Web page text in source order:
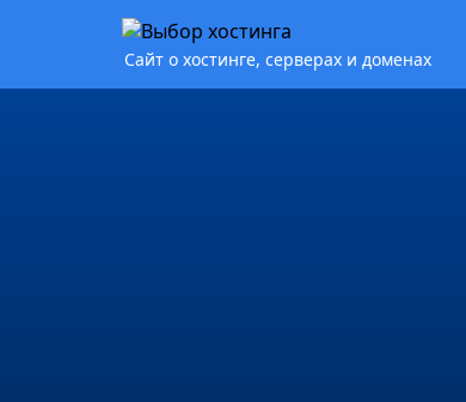
Сайт о хостинге, серверах и доменах